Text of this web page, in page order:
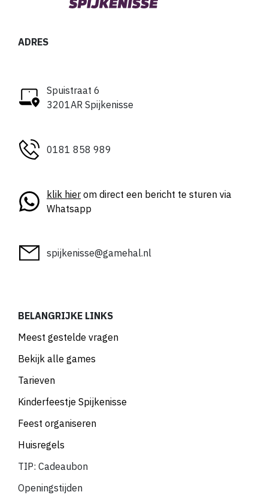
ADRES
Spuistraat 6
3201AR Spijkenisse
0181 858 989
klik hier om direct een bericht te sturen via
Whatsapp
spijkenisse@gamehal.nl
BELANGRIJKE LINKS
Meest gestelde vragen
Bekijk alle games
Tarieven
Kinderfeestje Spijkenisse
Feest organiseren
Huisregels
TIP: Cadeaubon
Openingstijden